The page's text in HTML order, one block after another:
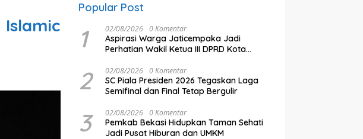
Popular Post
1 02/08/2026 0 Komentar
Aspirasi Warga Jaticempaka Jadi
Perhatian Wakil Ketua III DPRD Kota
2 02/08/2026 0 Komentar
SC Piala Presiden 2026 Tegaskan Laga
Semifinal dan Final Tetap Bergulir
3 02/08/2026 0 Komentar
Pemkab Bekasi Hidupkan Taman Sehati
Jadi Pusat Hiburan dan UMKM